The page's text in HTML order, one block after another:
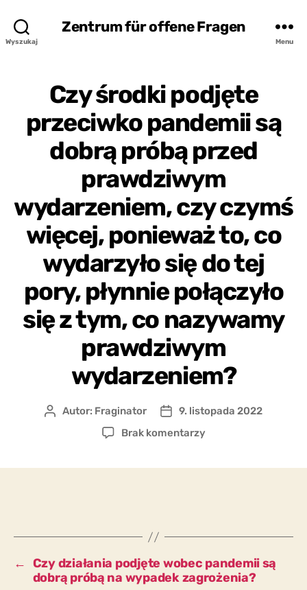
Wyszukaj
Zentrum für offene Fragen
Menu
Czy środki podjęte
przeciwko pandemii są
dobrą próbą przed
prawdziwym
wydarzeniem, czy czymś
więcej, ponieważ to, co
wydarzyło się do tej
pory, płynnie połączyło
się z tym, co nazywamy
prawdziwym
wydarzeniem?
AutorAutor: Fraginator
Data
wpisu
9. listopada 2022
Brak komentarzydo
dobrą
przed
prawdziwym
← Czy działania podjęte wobec pandemii są
dobrą próbą na wypadek zagrożenia?